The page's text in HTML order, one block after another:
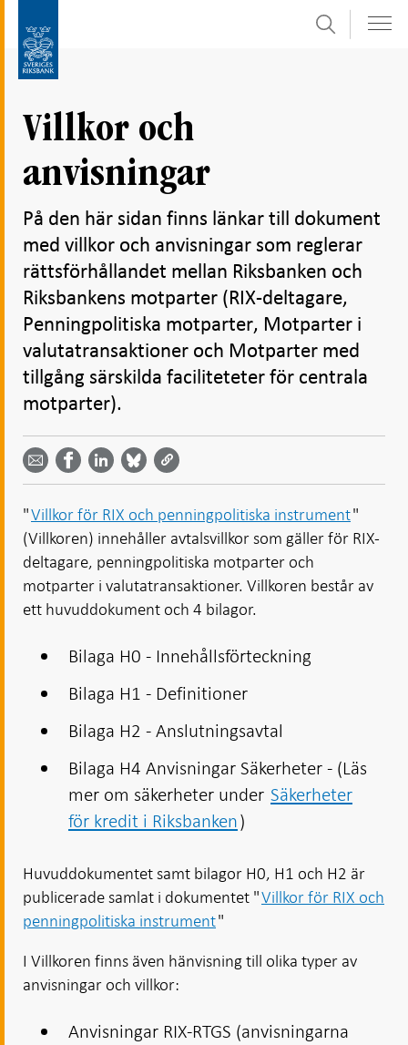
direkt
undersidor
Sök
Villkor och
anvisningar
På den här sidan finns länkar till dokument
med villkor och anvisningar som reglerar
rättsförhållandet mellan Riksbanken och
Riksbankens motparter (RIX-deltagare,
Penningpolitiska motparter, Motparter i
valutatransaktioner och Motparter med
tillgång särskilda faciliteteter för centrala
motparter).
Dela
email -
Öppnas
i ny flik
Dela på
Facebook
- Öppnas
Dela på
LinkedIn
-
Öppnas
i ny flik
på
Bluesky
-
i ny flik
på
Twitter
-
i ny flik
"Villkor för RIX och penningpolitiska instrument"
(Villkoren) innehåller avtalsvillkor som gäller för RIX-
deltagare, penningpolitiska motparter och
motparter i valutatransaktioner. Villkoren består av
ett huvuddokument och 4 bilagor.
Bilaga H0 - Innehållsförteckning
Bilaga H1 - Definitioner
Bilaga H2 - Anslutningsavtal
Bilaga H4 Anvisningar Säkerheter - (Läs
mer om säkerheter under Säkerheter
för kredit i Riksbanken)
Huvuddokumentet samt bilagor H0, H1 och H2 är
publicerade samlat i dokumentet "Villkor för RIX och
penningpolitiska instrument"
I Villkoren finns även hänvisning till olika typer av
anvisningar och villkor:
Anvisningar RIX-RTGS (anvisningarna